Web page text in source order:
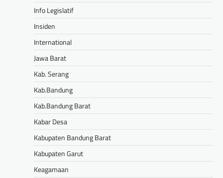
Info Legislatif
Insiden
International
Jawa Barat
Kab. Serang
Kab.Bandung
Kab.Bandung Barat
Kabar Desa
Kabupaten Bandung Barat
Kabupaten Garut
Keagamaan